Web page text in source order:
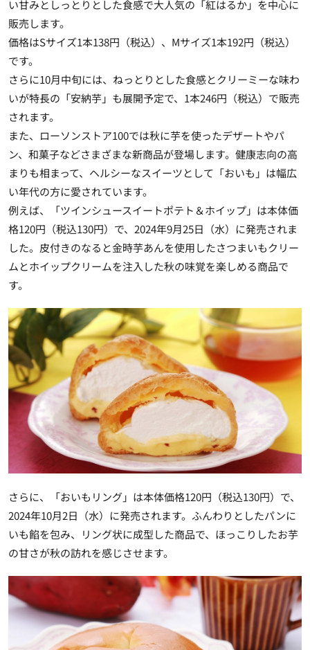
い甘みとしっとりとした食感で大人気の「紅はるか」を中心に
販売します。
価格はSサイズ1本138円（税込） 、 Mサイズ1本192円（税込）
です。
さらに10月中旬には、ねっとりとした食感とクリーミーな味わ
いが特長の 「安納芋」も展開予定で、1本246円（税込） で販売
されます。
また、ローソンストア100では秋に芋を使ったデザートやパ
ン、和菓子などさまざまな新商品が登場します。健康志向の高
まりも相まって、ヘルシーなスイーツとして「おいも」は幅広
い年代の方に愛されています。
例えば、「ツインシュースイートポテト＆ホイップ」は本体価
格120円（税込130円）で、2024年9月25日（水）に発売されま
した。皮付きのなると金時芋あんを使用したさつまいもクリー
ムとホイップクリームを注入した秋の味覚を楽しめる商品で
す。
さらに、 「おいもリング」は本体価格120円（税込130円） で、
2024年10月2日（水）に発売されます。ふんわりとしたパンに
いも餡を包み、リング状に成型した商品で、ほっこりしたお芋
の甘さが秋の訪れを感じさせます。